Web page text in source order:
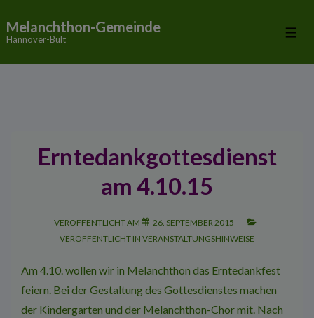
Zum
Melanchthon-Gemeinde
Hannover-Bult
Erntedankgottesdienst
am 4.10.15
VERÖFFENTLICHT AM
26. SEPTEMBER 2015
VERÖFFENTLICHT IN VERANSTALTUNGSHINWEISE
Am 4.10. wollen wir in Melanchthon das Erntedankfest
feiern. Bei der Gestaltung des Gottesdienstes machen
der Kindergarten und der Melanchthon-Chor mit. Nach